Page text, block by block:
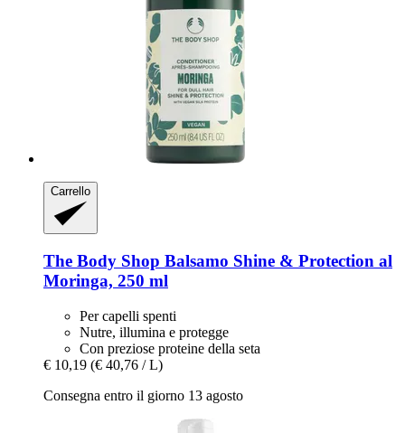
Carrello
The Body Shop Balsamo Shine & Protection al
Moringa, 250 ml
Per capelli spenti
Nutre, illumina e protegge
Con preziose proteine ​​della seta
€ 10,19 (€ 40,76 / L)
Consegna entro il giorno 13 agosto